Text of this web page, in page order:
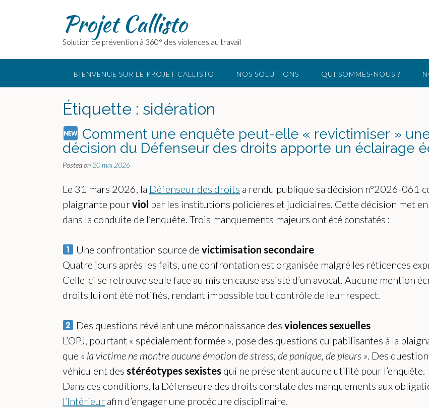
Projet Callisto
Solution de prévention à 360° des violences au travail
BIENVENUE SUR LE PROJET CALLISTO NOS SOLUTIONS QUI SOMMES-NOUS ?
Étiquette : sidération
Comment une enquête peut-elle « revictimiser »
décision du Défenseur des droits apporte un éclairage
Posted on 20 mai 2026
Le 31 mars 2026, la Défenseur des droits a rendu publique sa décision n°2026-061
plaignante pourviol par les institutions policières et judiciaires. Cette décision met
dans la conduite de l’enquête. Trois manquements majeurs ont été constatés :
Une confrontation source de victimisation secondaire
Quatre jours après les faits, une confrontation est organisée malgré les réticences
Celle-ci se retrouve seule face au mis en cause assisté d’un avocat. Aucune mention
droits lui ont été notifiés, rendant impossible tout contrôle de leur respect.
Des questions révélant une méconnaissance des violences sexuelles
L’OPJ, pourtant « spécialement formée », pose des questions culpabilisantes à la
que « la victime ne montre aucune émotion de stress, de panique, de pleurs ». Des
véhiculent des stéréotypes sexistes qui ne présentent aucune utilité pour l’enquête.
Dans ces conditions, la Défenseure des droits constate des manquements aux
l’Intérieur afin d’engager une procédure disciplinaire.